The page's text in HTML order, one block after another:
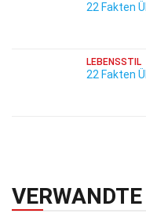
22 Fakten
LEBENSSTIL
22 Fakten